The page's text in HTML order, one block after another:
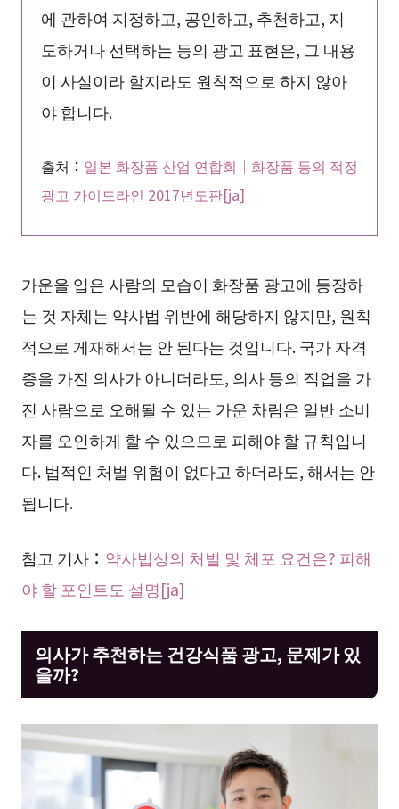
에 관하여 지정하고, 공인하고, 추천하고, 지
도하거나 선택하는 등의 광고 표현은, 그 내용
이 사실이라 할지라도 원칙적으로 하지 않아
야 합니다.
출처： 일본 화장품 산업 연합회｜화장품 등의 적정
광고 가이드라인 2017년도판[ja]
가운을 입은 사람의 모습이 화장품 광고에 등장하
는 것 자체는 약사법 위반에 해당하지 않지만, 원칙
적으로 게재해서는 안 된다는 것입니다. 국가 자격
증을 가진 의사가 아니더라도, 의사 등의 직업을 가
진 사람으로 오해될 수 있는 가운 차림은 일반 소비
자를 오인하게 할 수 있으므로 피해야 할 규칙입니
다. 법적인 처벌 위험이 없다고 하더라도, 해서는 안
됩니다.
참고 기사： 약사법상의 처벌 및 체포 요건은? 피해
야 할 포인트도 설명[ja]
의사가 추천하는 건강식품 광고, 문제가 있
을까?